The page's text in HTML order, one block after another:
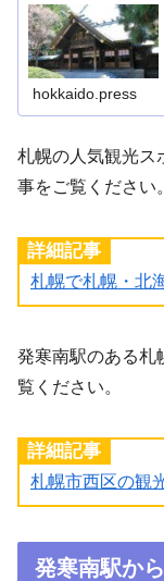
hokkaido.press
札幌の人気観光ス
事をご覧ください。
詳細記事
札幌で札幌・北
発寒南駅のある札
覧ください。
詳細記事
札幌市西区の観
発寒南駅か